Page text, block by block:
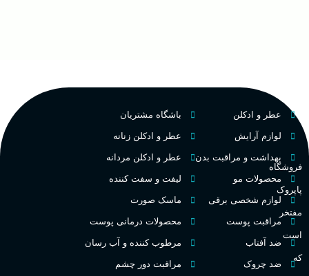
کشور مبدا برند
طبع تلخ
غلظت
اکسترکت دو پرفیوم
گروه بویایی میوه ای
میوه‌ها و مرکبات، وانیل،
فروشگاه
پاپروک
مفتخر
است
که
عطر و ادکلن
لوازم آرایش
بهداشت و مراقبت بدن
محصولات مو
لوازم شخصی برقی
مراقبت پوست
ضد آفتاب
ضد چروک
باشگاه مشتریان
عطر و ادکلن زنانه
عطر و ادکلن مردانه
لیفت و سفت کننده
ماسک صورت
محصولات درمانی پوست
مرطوب کننده و آب رسان
مراقبت دور چشم